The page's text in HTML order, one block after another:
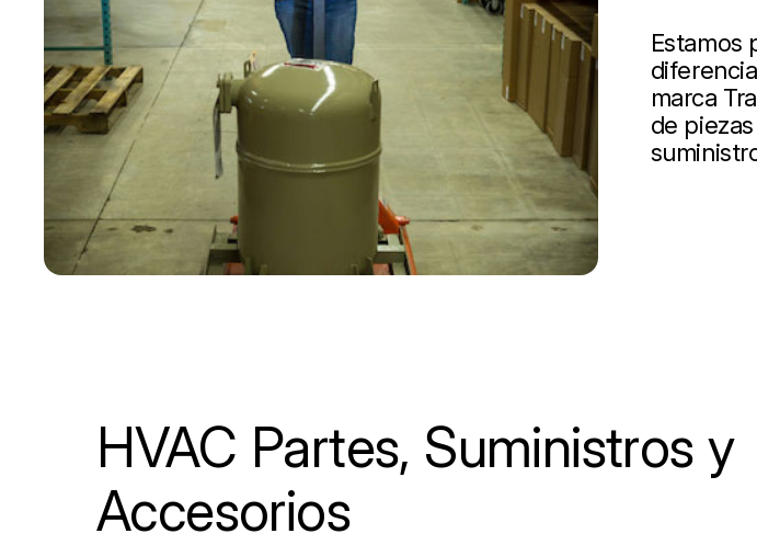
Estamos
marca
de
HVAC Partes, Suministros y
Accesorios